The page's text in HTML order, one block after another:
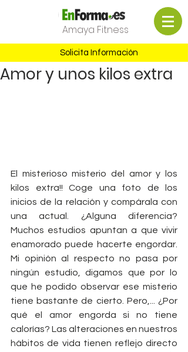
Amaya Fitness
Solicita Información
Amor y unos kilos extra
El misterioso misterio del amor y los
kilos extra!! Coge una foto de los
inicios de la relación y compárala con
una actual. ¿Alguna diferencia?
Muchos estudios apuntan a que vivir
enamorado puede hacerte engordar.
Mi opinión al respecto no pasa por
ningún estudio, digamos que por lo
que he podido observar ese misterio
tiene bastante de cierto. Pero,... ¿Por
qué el amor engorda si no tiene
calorías? Las alteraciones en nuestros
hábitos de vida tienen reflejo directo